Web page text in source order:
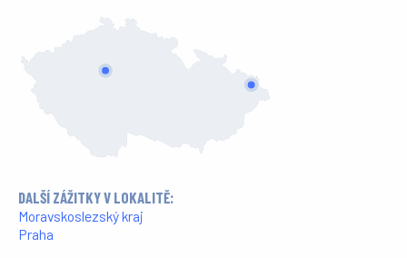
DALŠÍ ZÁŽITKY V LOKALITĚ:
Moravskoslezský kraj
Praha